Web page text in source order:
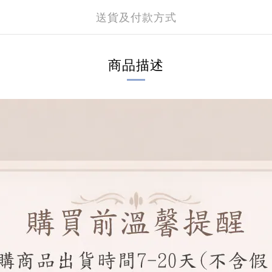
送貨及付款方式
商品描述